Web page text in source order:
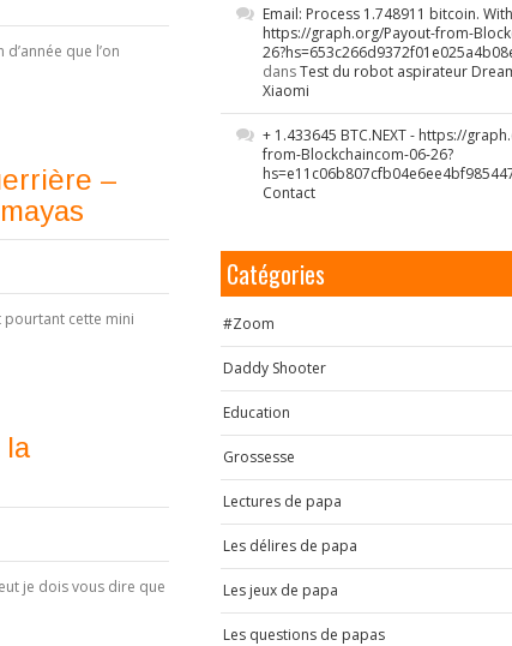
que l’on
–
pourtant cette mini
la
je dois vous dire que
Email: Process 1.748911 bitcoin.
https://graph.org/Payout-from-
dansTest du robot aspirateur
Xiaomi
+ 1.433645 BTC.NEXT - https://
from-Blockchaincom-06-26?
Contact
Catégories
#Zoom
Daddy Shooter
Education
Grossesse
Lectures de papa
Les délires de papa
Les jeux de papa
Les questions de papas